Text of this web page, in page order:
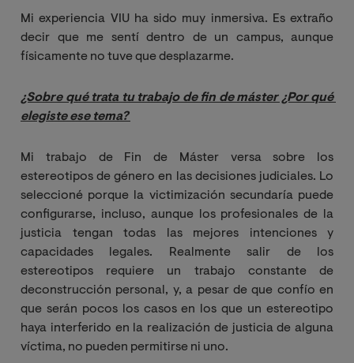
Mi experiencia VIU ha sido muy inmersiva. Es extraño
decir que me sentí dentro de un campus, aunque
físicamente no tuve que desplazarme.
¿Sobre qué trata tu trabajo de fin de máster ¿Por qué
elegiste ese tema?
Mi trabajo de Fin de Máster versa sobre los
estereotipos de género en las decisiones judiciales. Lo
seleccioné porque la victimización secundaría puede
configurarse, incluso, aunque los profesionales de la
justicia tengan todas las mejores intenciones y
capacidades legales. Realmente salir de los
estereotipos requiere un trabajo constante de
deconstrucción personal, y, a pesar de que confío en
que serán pocos los casos en los que un estereotipo
haya interferido en la realización de justicia de alguna
víctima, no pueden permitirse ni uno.